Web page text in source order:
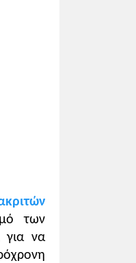
Δύση,
στη Μ.
να
των
για να